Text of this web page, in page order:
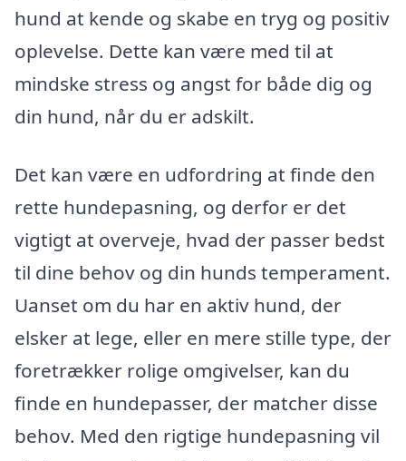
hund at kende og skabe en tryg og positiv
oplevelse. Dette kan være med til at
mindske stress og angst for både dig og
din hund, når du er adskilt.
Det kan være en udfordring at finde den
rette hundepasning, og derfor er det
vigtigt at overveje, hvad der passer bedst
til dine behov og din hunds temperament.
Uanset om du har en aktiv hund, der
elsker at lege, eller en mere stille type, der
foretrækker rolige omgivelser, kan du
finde en hundepasser, der matcher disse
behov. Med den rigtige hundepasning vil